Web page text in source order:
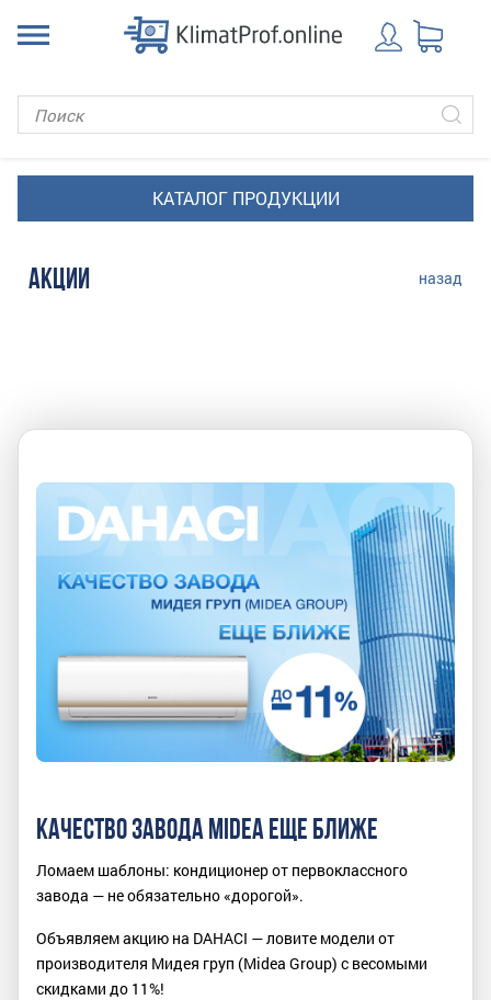
АКЦИИ назад
КАЧЕСТВО ЗАВОДА MIDEA ЕЩЕ БЛИЖЕ
Ломаем шаблоны: кондиционер от первоклассного
завода — не обязательно «дорогой».
Объявляем акцию на DAHACI — ловите модели от
производителя Мидея груп (Midea Group) с весомыми
скидками до 11%!